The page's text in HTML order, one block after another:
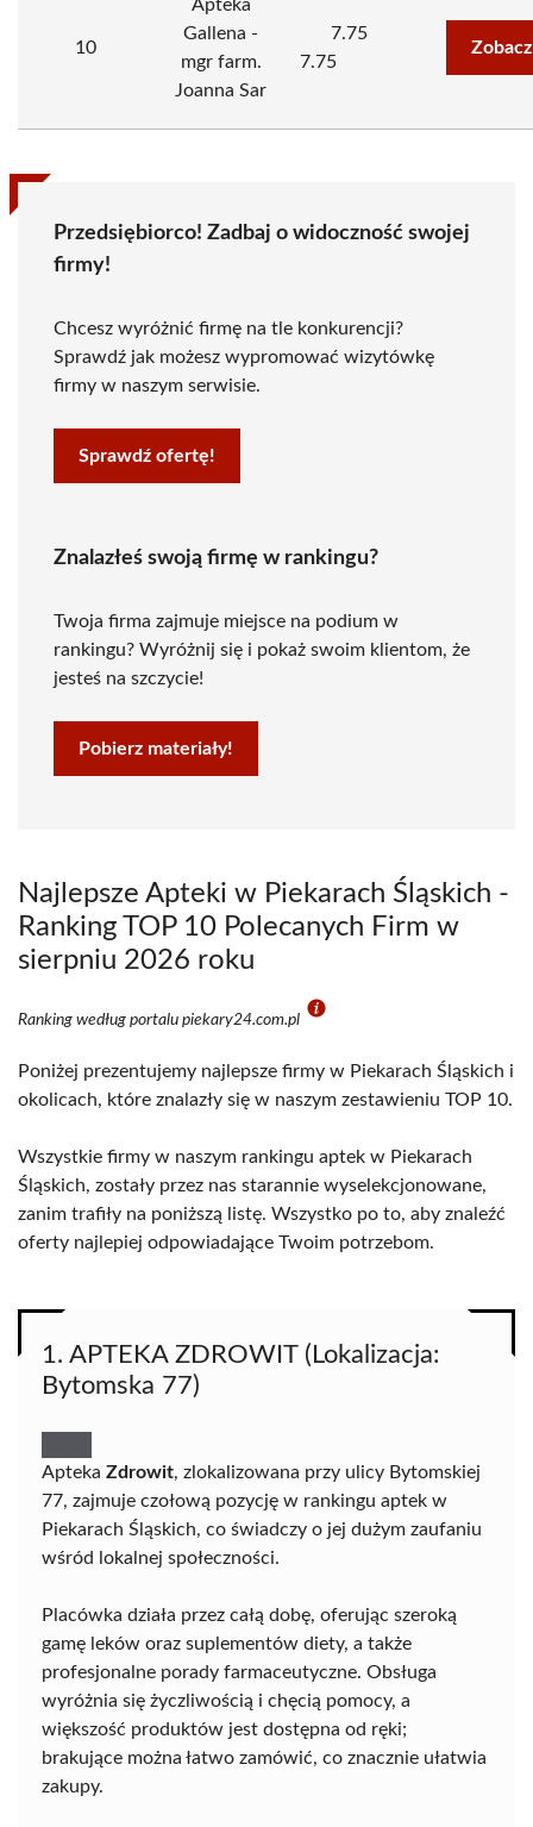
10
Apteka
Gallena -
mgr farm.
Joanna Sar
7.75
7.75
Przedsiębiorco! Zadbaj o widoczność swojej
firmy!
Chcesz wyróżnić firmę na tle konkurencji?
Sprawdź jak możesz wypromować wizytówkę
firmy w naszym serwisie.
Sprawdź ofertę!
Znalazłeś swoją firmę w rankingu?
Twoja firma zajmuje miejsce na podium w
rankingu? Wyróżnij się i pokaż swoim klientom, że
jesteś na szczycie!
Pobierz materiały!
Najlepsze Apteki w Piekarach Śląskich -
Ranking TOP 10 Polecanych Firm w
sierpniu 2026 roku
Ranking według portalu piekary24.com.pl
Poniżej prezentujemy najlepsze firmy w Piekarach Śląskich i
okolicach, które znalazły się w naszym zestawieniu TOP 10.
Wszystkie firmy w naszym rankingu aptek w Piekarach
Śląskich, zostały przez nas starannie wyselekcjonowane,
zanim trafiły na poniższą listę. Wszystko po to, aby znaleźć
oferty najlepiej odpowiadające Twoim potrzebom.
1. APTEKA ZDROWIT (Lokalizacja:
Bytomska 77)
Apteka Zdrowit, zlokalizowana przy ulicy Bytomskiej
77, zajmuje czołową pozycję w rankingu aptek w
Piekarach Śląskich, co świadczy o jej dużym zaufaniu
wśród lokalnej społeczności.
Placówka działa przez całą dobę, oferując szeroką
gamę leków oraz suplementów diety, a także
profesjonalne porady farmaceutyczne. Obsługa
wyróżnia się życzliwością i chęcią pomocy, a
większość produktów jest dostępna od ręki;
brakujące można łatwo zamówić, co znacznie ułatwia
zakupy.